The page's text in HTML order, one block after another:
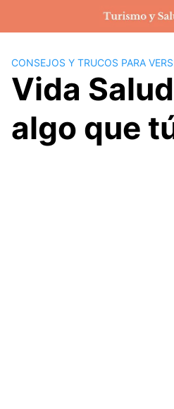
CONSEJOS Y TRUCOS PARA
Vida
algo que